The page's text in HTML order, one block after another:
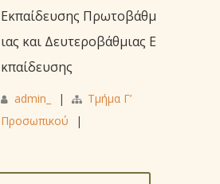
Εκπαίδευσης Πρωτοβάθμ
ιας και Δευτεροβάθμιας Ε
κπαίδευσης
admin_ |
Τμήμα Γ’
Προσωπικού
|